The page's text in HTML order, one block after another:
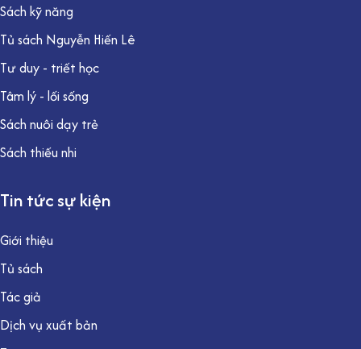
Sách kỹ năng
Tủ sách Nguyễn Hiến Lê
Tư duy - triết học
Tâm lý - lối sống
Sách nuôi dạy trẻ
Sách thiếu nhi
Tin tức sự kiện
Giới thiệu
Tủ sách
Tác giả
Dịch vụ xuất bản